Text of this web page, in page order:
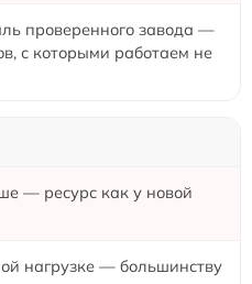
проверенного завода —
с которыми работаем не
— ресурс как у новой
нагрузке — большинству